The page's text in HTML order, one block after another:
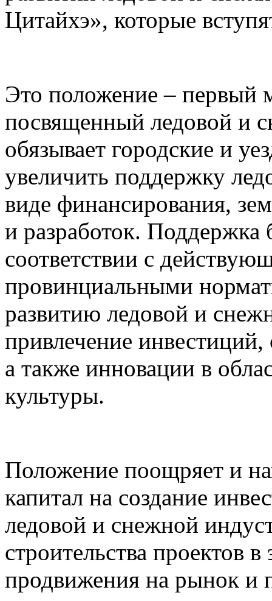
Цитайхэ», которые
Это положение – первый
посвященный ледовой и
обязывает городские и
увеличить поддержку
виде финансирования,
и разработок. Поддержка
соответствии с
провинциальными
развитию ледовой и
привлечение инвестиций,
а также инновации в
культуры.
Положение поощряет и
капитал на создание
ледовой и снежной
строительства проектов
продвижения на рынок и